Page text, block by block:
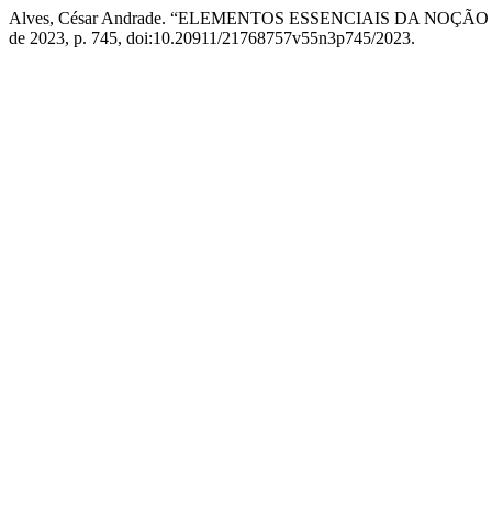
Alves, César Andrade. “ELEMENTOS ESSENCIAIS DA
de 2023, p. 745, doi:10.20911/21768757v55n3p745/2023.